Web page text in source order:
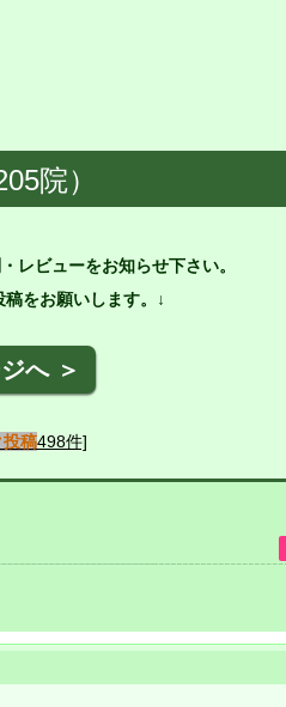
院）
レビューをお知らせ下さい。
をお願いします。↓
へ ＞
投稿498件]